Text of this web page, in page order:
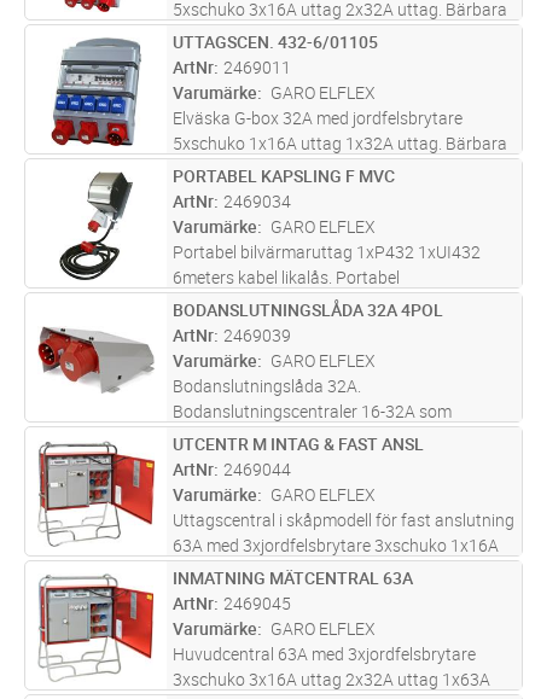
5xschuko 3x16A uttag 2x32A uttag. Bärbara
elväskor/undercentraler 63A med olika
bestyckningsvarianter.
ST Lägg i kundvagn
UTTAGSCEN. 432-6/01105
ArtNr 2469011
Varumärke
GARO ELFLEX
Elväska G-box 32A med jordfelsbrytare
5xschuko 1x16A uttag 1x32A uttag. Bärbara
elväskor/undercentraler 32A för olika
ändamål, såsom fördelning med olika antal
uttag, för containers, etc.
ST Lägg i kundvagn
PORTABEL KAPSLING F MVC
ArtNr 2469034
Varumärke
GARO ELFLEX
Portabel bilvärmaruttag 1xP432 1xUI432
6meters kabel likalås. Portabel
motorvärmar-/camping central typ P100
GARO för tillfällig montering/installation.
P100 portabel kapsling är monterad på en
varmg...läs mer
ST Lägg i kundvagn
BODANSLUTNINGSLÅDA 32A 4POL
ArtNr 2469039
Varumärke
GARO ELFLEX
Bodanslutningslåda 32A.
Bodanslutningscentraler 16-32A som
monteras på modulbyggnader, byggbodar,
byggbaracker, containers etc. Utrustad med
CEE-intag och CEE-uttag, samt
plintanslutning av utgående...läs mer
ST Lägg i kundvagn
UTCENTR M INTAG & FAST ANSL
ArtNr 2469044
Varumärke
GARO ELFLEX
Uttagscentral i skåpmodell för fast anslutning
63A med 3xjordfelsbrytare 3xschuko 1x16A
uttag 4x32A uttag 1x63A uttag. Byggcentral
GUS63 är utrustad med två
anslutningsmöjligheter, via plint med jord
mer
ST Lägg i kundvagn
INMATNING MÄTCENTRAL 63A
ArtNr 2469045
Varumärke
GARO ELFLEX
Huvudcentral 63A med 3xjordfelsbrytare
3xschuko 3x16A uttag 2x32A uttag 1x63A